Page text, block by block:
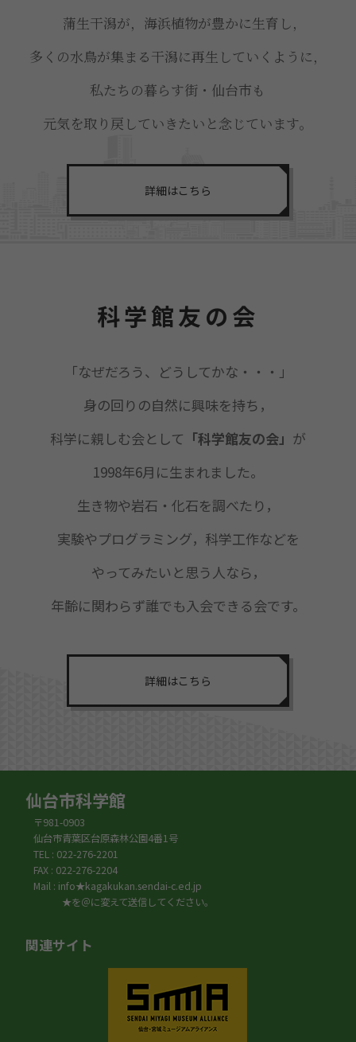
蒲生干潟が，海浜植物が豊かに生育し，
多くの水鳥が集まる干潟に再生していくように，
私たちの暮らす街・仙台市も
元気を取り戻していきたいと念じています。
詳細はこちら
科学館友の会
「なぜだろう、どうしてかな・・・」
身の回りの自然に興味を持ち，
科学に親しむ会として 「科学館友の会」 が
1998年6月に生まれました。
生き物や岩石・化石を調べたり，
実験やプログラミング，科学工作などを
やってみたいと思う人なら，
年齢に関わらず誰でも入会できる会です。
詳細はこちら
仙台市科学館
〒981-0903
仙台市青葉区台原森林公園4番1号
TEL : 022-276-2201
FAX : 022-276-2204
Mail : info★kagakukan.sendai-c.ed.jp
★を＠に変えて送信してください。
関連サイト